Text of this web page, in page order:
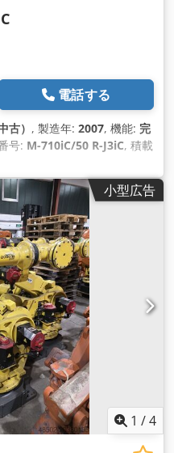
電話する
古） , 製造年: 2007, 機能: 完
号: M-710iC/50 R-J3iC, 積載
ムリーチ:
ローラモデル:R-J3iC, ティー
備: ドキュメント / マニュア
小型広告
1 /4